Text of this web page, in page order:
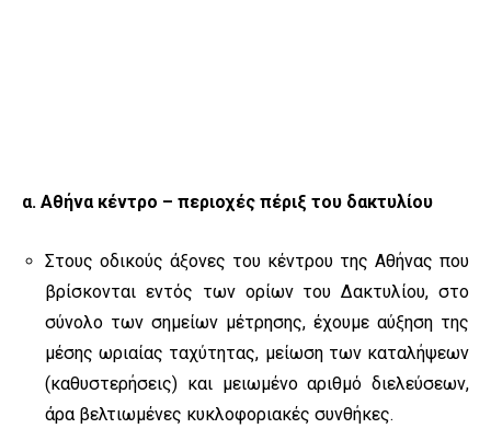
α. Αθήνα κέντρο – περιοχές πέριξ του δακτυλίου
Στους οδικούς άξονες του κέντρου της Αθήνας που
βρίσκονται εντός των ορίων του Δακτυλίου, στο
σύνολο των σημείων μέτρησης, έχουμε αύξηση της
μέσης ωριαίας ταχύτητας, μείωση των καταλήψεων
(καθυστερήσεις) και μειωμένο αριθμό διελεύσεων,
άρα βελτιωμένες κυκλοφοριακές συνθήκες.